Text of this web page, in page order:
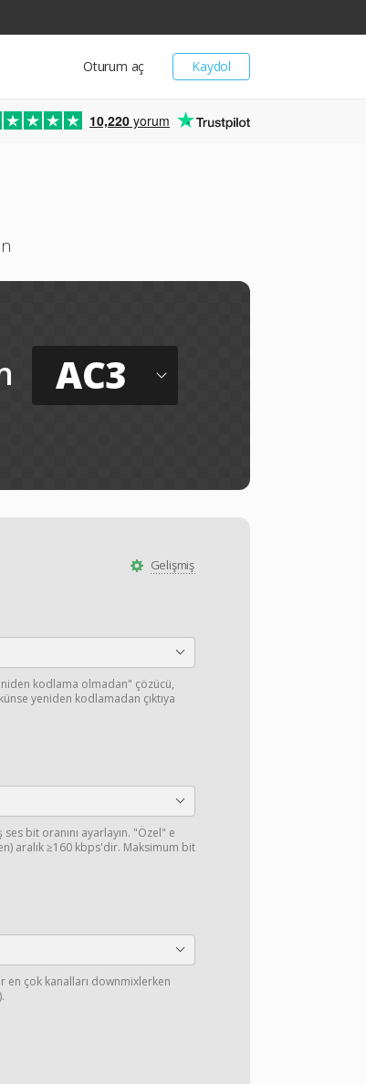
Kaydol
Oturum aç
10,220 yorum
AC3
Gelişmiş
kodlama olmadan" çözücü,
yeniden kodlamadan çıktıya
bit oranını ayarlayın. "Özel" e
aralık ≥160 kbps'dir. Maksimum bit
en çok kanalları downmixlerken